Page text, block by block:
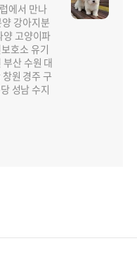
에서 만나
강아지분
양 고양이파
호소 유기
산 수원 대
원 경주 구
성남 수지